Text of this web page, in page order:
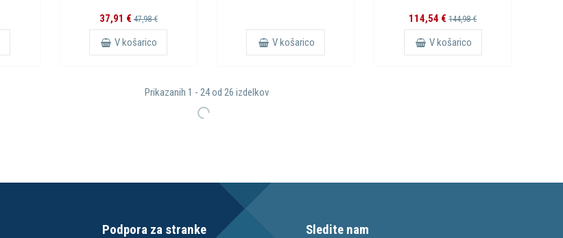
37,91 €47,98 €
V košarico V košarico
114,54 €144,98 €
V košarico
Prikazanih 1 - 24 od 26 izdelkov
Podpora za stranke Sledite nam